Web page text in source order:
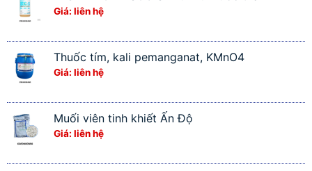
Giá: liên hệ
Thuốc tím, kali pemanganat, KMnO4
Giá: liên hệ
Muối viên tinh khiết Ấn Độ
Giá: liên hệ